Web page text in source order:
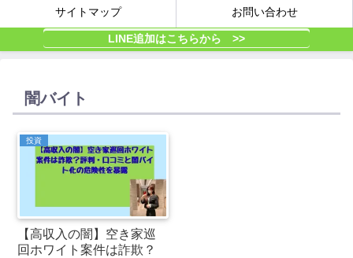
サイトマップ お問い合わせ
LINE追加はこちらから >>
闇バイト
投資
【高収入の闇】空き家巡
回ホワイト案件は詐欺？